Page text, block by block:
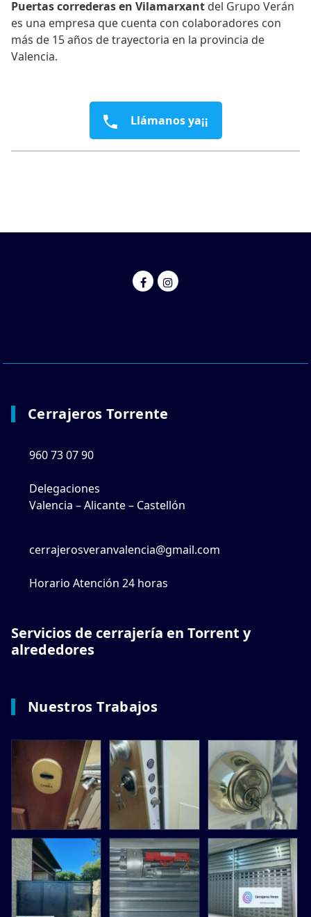
Puertas correderas en Vilamarxant del Grupo Verán
es una empresa que cuenta con colaboradores con
más de 15 años de trayectoria en la provincia de
Valencia.
Llámanos ya¡¡
Cerrajeros Torrente
960 73 07 90
Delegaciones
Valencia – Alicante – Castellón
cerrajerosveranvalencia@gmail.com
Horario Atención 24 horas
Servicios de cerrajería en Torrent y
alrededores
Nuestros Trabajos